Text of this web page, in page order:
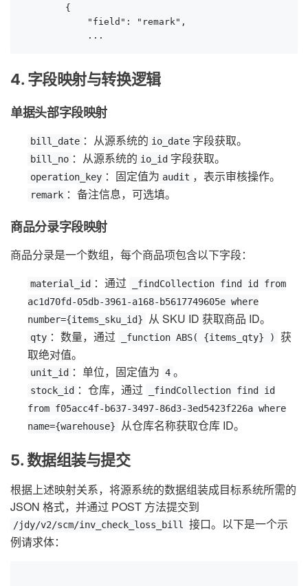
        {
            "field": "remark",
            ...
4. 字段映射与转换逻辑
单据头部字段映射
bill_date ：从源系统的 io_date 字段获取。
bill_no ：从源系统的 io_id 字段获取。
operation_key ：固定值为 audit ，表示审核操作。
remark ：备注信息，可选填。
商品分录字段映射
商品分录是一个数组，每个商品项包含以下字段：
material_id ：通过
_findCollection find id from
ac1d70fd-05db-3961-a168-b5617749605e where
number={items_sku_id}
从 SKU ID 获取商品 ID。
qty ：数量，通过 _function ABS( {items_qty} )
获
取绝对值。
unit_id ：单位，固定值为 4 。
stock_id ：仓库，通过
_findCollection find id
from f05acc4f-b637-3497-86d3-3ed5423f226a where
name={warehouse}
从仓库名称获取仓库 ID。
5. 数据组装与提交
根据上述映射关系，将源系统的数据组装成目标系统所需的
JSON 格式，并通过 POST 方法提交到
/jdy/v2/scm/inv_check_loss_bill
接口。以下是一个示
例请求体：